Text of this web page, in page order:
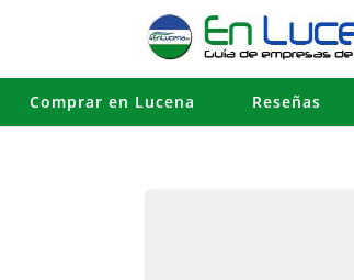
Comprar en Lucena Reseñas